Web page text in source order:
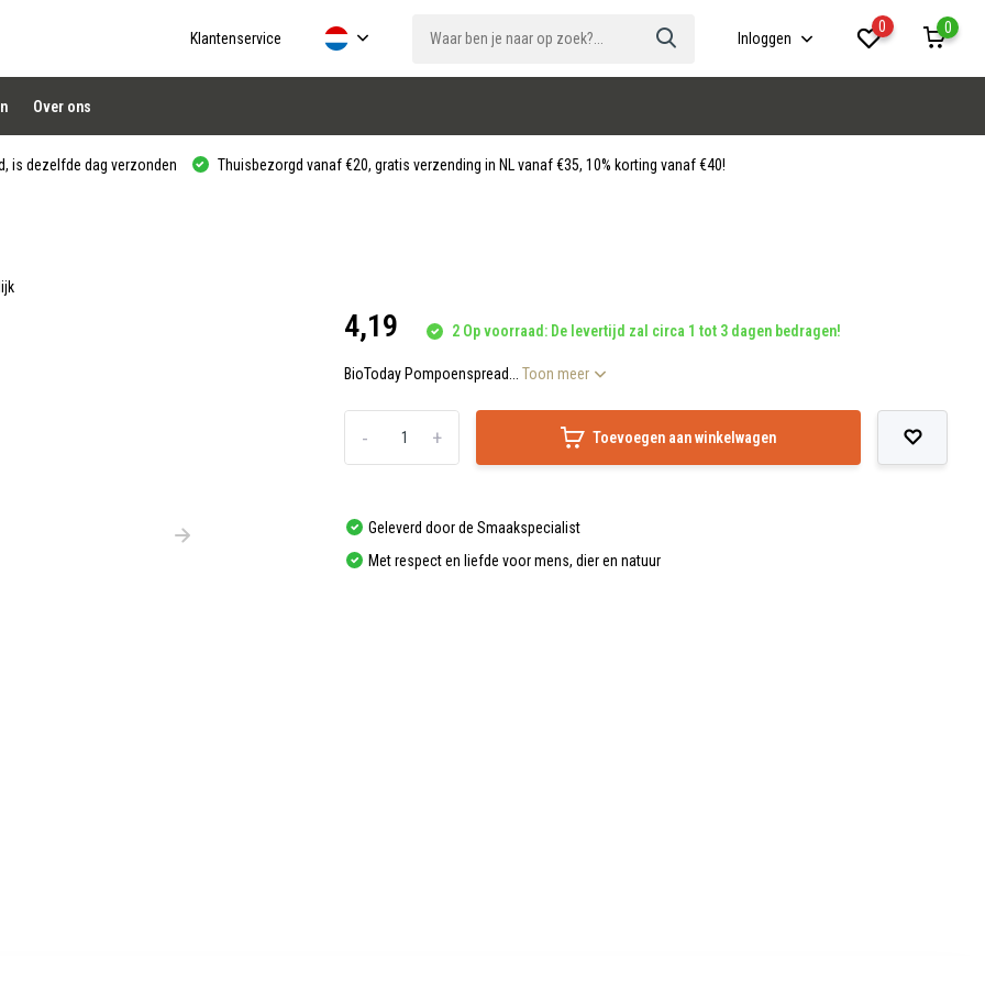
Klantenservice Inloggen
0
0
Over ons
is dezelfde dag verzonden Thuisbezorgd vanaf €20, gratis verzending in NL vanaf €35, 10% korting vanaf €40!
4,19 2 Op voorraad: De levertijd zal circa 1 tot 3 dagen bedragen!
BioToday Pompoenspread...Toon meer
+
- Toevoegen aan winkelwagen
Geleverd door de Smaakspecialist
Met respect en liefde voor mens, dier en natuur